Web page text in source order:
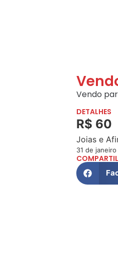
Vendo par
DETALHES
R$ 60
Joias e
31 de